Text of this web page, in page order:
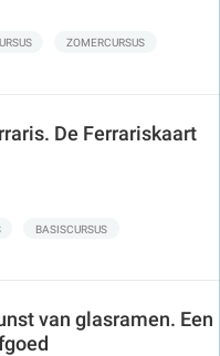
ZOMERCURSUS
De Ferrariskaart
BASISCURSUS
van glasramen. Een